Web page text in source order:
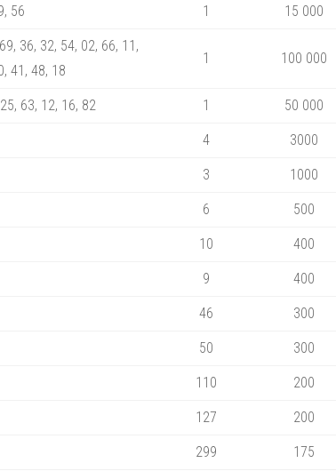
56 1 15 000
36, 32, 54, 02, 66, 11,
41, 48, 18
1 100 000
63, 12, 16, 82 1 50 000
4 3000
3 1000
6 500
10 400
9 400
46 300
50 300
110 200
127 200
299 175